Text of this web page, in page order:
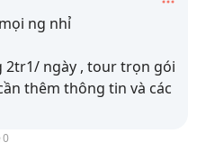
ng nhỉ
ngày , tour trọn gói
thêm thông tin và các
0